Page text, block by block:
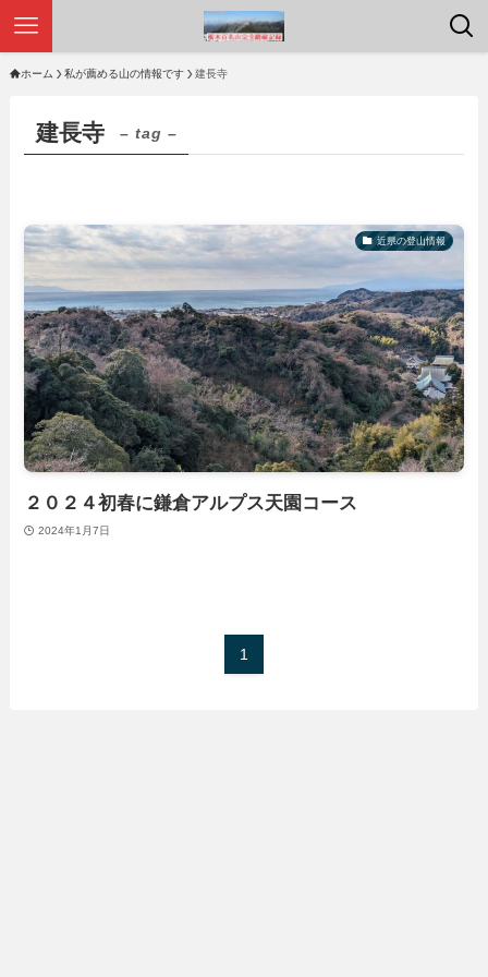
ホーム 私が薦める山の情報です 建長寺
建長寺 – tag –
近県の登山情報
２０２４初春に鎌倉アルプス天園コース
2024年1月7日
1